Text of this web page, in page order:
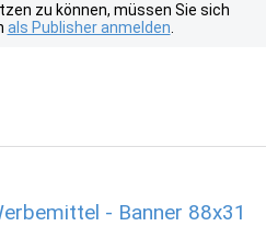
zu können, müssen Sie sich
als Publisher anmelden
- Banner 88x31